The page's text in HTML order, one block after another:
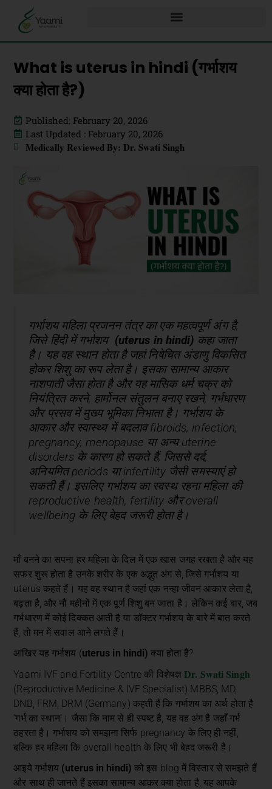
What is uterus in hindi (गर्भाशय
क्या होता है?)
Published: February 20, 2026
Last Updated : February 20, 2026
Medically Reviewed By: Dr. Swati Singh
गर्भाशय महिला प्रजनन तंत्र का एक महत्वपूर्ण अंग है,
जिसे हिंदी में गर्भाशय (uterus in hindi) कहा जाता
है। यह वह स्थान होता है जहां निषेचित अंडाणु विकसित
होकर शिशु का रूप लेता है। इसका सामान्य आकार
नाशपाती जैसा होता है और यह मासिक धर्म चक्र को
नियंत्रित करने, हार्मोनल संतुलन बनाए रखने, गर्भधारण
और प्रसव में मुख्य भूमिका निभाता है। गर्भाशय के
आकार और स्वास्थ्य में बदलाव fibroids, infection,
pregnancy, menopause या अन्य uterine
disorders के कारण हो सकते हैं, जिससे दर्द,
अनियमित periods या infertility जैसी समस्याएं हो
सकती हैं। इसलिए गर्भाशय का स्वस्थ रहना महिला की
reproductive health, fertility और overall
wellbeing के लिए बेहद जरूरी होता है।
माँ बनने का सपना हर महिला के दिल में एक खास जगह रखता है और यह
सफर शुरू होता है उनके शरीर के एक अद्भुत अंग से, जिसे गर्भाशय या
uterus कहते हैं। यह वह स्थान है जहां एक नन्हा जीवन आकार लेता है,
बढ़ता है, और नौ महीनों में एक पूर्ण शिशु बन जाता है। लेकिन कई बार, जब
गर्भधारण में कोई दिक्कत आती है या डॉक्टर गर्भाशय के बारे में बात करते
हैं, तो मन में सवाल आने लगते हैं।
आखिर यह गर्भाशय (uterus in hindi) क्या होता है?
Yaami IVF and Fertility Centre की विशेषज्ञ Dr. Swati Singh
(Reproductive Medicine & IVF Specialist) MBBS, MD,
DNB, FRM, DRM (Germany) कहती हैं कि गर्भाशय का अर्थ होता है
‘गर्भ का स्थान’। जैसा कि नाम से ही स्पष्ट है, यह वह अंग है जहाँ गर्भ
ठहरता है। गर्भाशय को समझना सिर्फ pregnancy के लिए ही नहीं,
बल्कि हर महिला कि overall health के लिए भी बेहद जरूरी है।
आइये गर्भाशय (uterus in hindi) को इस blog में विस्तार से समझते हैं
और साथ ही जानते हैं इसका सामान्य आकर क्या होता है, यह आपके